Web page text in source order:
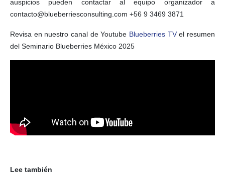
auspicios pueden contactar al equipo organizador a
contacto@blueberriesconsulting.com +56 9 3469 3871
Revisa en nuestro canal de Youtube Blueberries TVel resumen
del Seminario Blueberries México 2025
Lee también